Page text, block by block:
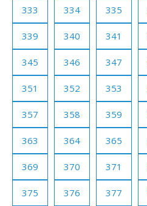
333 334 335
339 340 341
345 346 347
351 352 353
357 358 359
363 364 365
369 370 371
375 376 377